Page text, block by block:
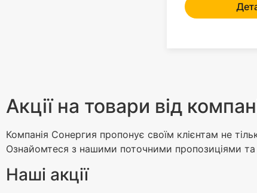
Акції на товари від
Компанія Сонергия пропонує своїм клієнтам не
Ознайомтеся з нашими поточними пропозиціями
Наші акції